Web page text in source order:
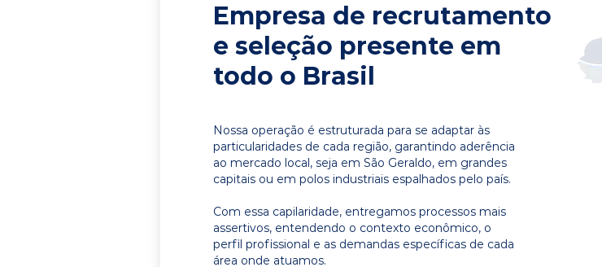
Empresa de recrutamento
e seleção presente em
todo o Brasil
Nossa operação é estruturada para se adaptar às
particularidades de cada região, garantindo aderência
ao mercado local, seja em São Geraldo, em grandes
capitais ou em polos industriais espalhados pelo país.
Com essa capilaridade, entregamos processos mais
assertivos, entendendo o contexto econômico, o
perfil profissional e as demandas específicas de cada
área onde atuamos.